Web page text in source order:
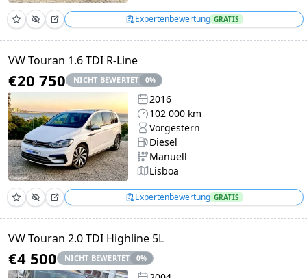
Expertenbewertung GRATIS
VW Touran 1.6 TDI R-Line
€20 750 NICHT BEWERTET 0%
2016
102 000 km
Vorgestern
Diesel
Manuell
Lisboa
Expertenbewertung GRATIS
VW Touran 2.0 TDI Highline 5L
€4 500 NICHT BEWERTET 0%